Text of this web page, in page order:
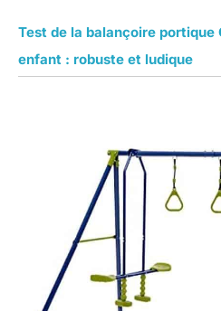
Test de la balançoire portique
enfant : robuste et ludique